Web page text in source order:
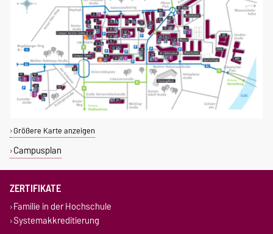
Größere Karte anzeigen
Campusplan
ZERTIFIKATE
Familie in der Hochschule
Systemakkreditierung